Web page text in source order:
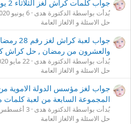
جواب كلمات كراش لغز الثلاثاء 2 يونيو التحدي اليومي 2027
بُدأت بواسطة الدكتورة هدى 6 يونيو 2020
حل الاسئلة و الالغاز العامة
جواب لعبة
والعشرون من رمضان , حل كراش
بُدأت بواسطة الدكتورة هدى 22 مايو 2020
حل الاسئلة و الالغاز العامة
المجموعة السابعة من لعبة كلمات
بُدأت بواسطة الدكتورة هدى 3 أغسطس 2016
حل الاسئلة و الالغاز العامة